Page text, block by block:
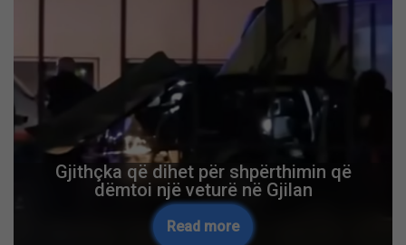
Gjithçka që dihet për shpërthimin që
dëmtoi një veturë në Gjilan
Read more